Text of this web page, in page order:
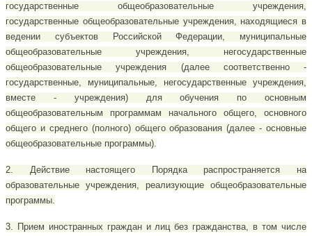
государственные общеобразовательные учреждения,
государственные общеобразовательные учреждения, находящиеся в
ведении субъектов Российской Федерации, муниципальные
общеобразовательные учреждения, негосударственные
общеобразовательные учреждения (далее соответственно -
государственные, муниципальные, негосударственные учреждения,
вместе - учреждения) для обучения по основным
общеобразовательным программам начального общего, основного
общего и среднего (полного) общего образования (далее - основные
общеобразовательные программы).
2. Действие настоящего Порядка распространяется на
образовательные учреждения, реализующие общеобразовательные
программы.
3. Прием иностранных граждан и лиц без гражданства, в том числе